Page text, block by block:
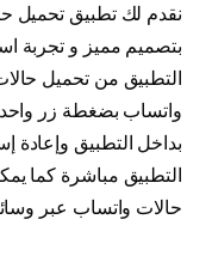
نقدم لك تطبيق تحميل
بتصميم مميز و تجربة
التطبيق من تحميل
واتساب بضغطة زر
بداخل التطبيق
التطبيق مباشرة كما
حالات واتساب عبر